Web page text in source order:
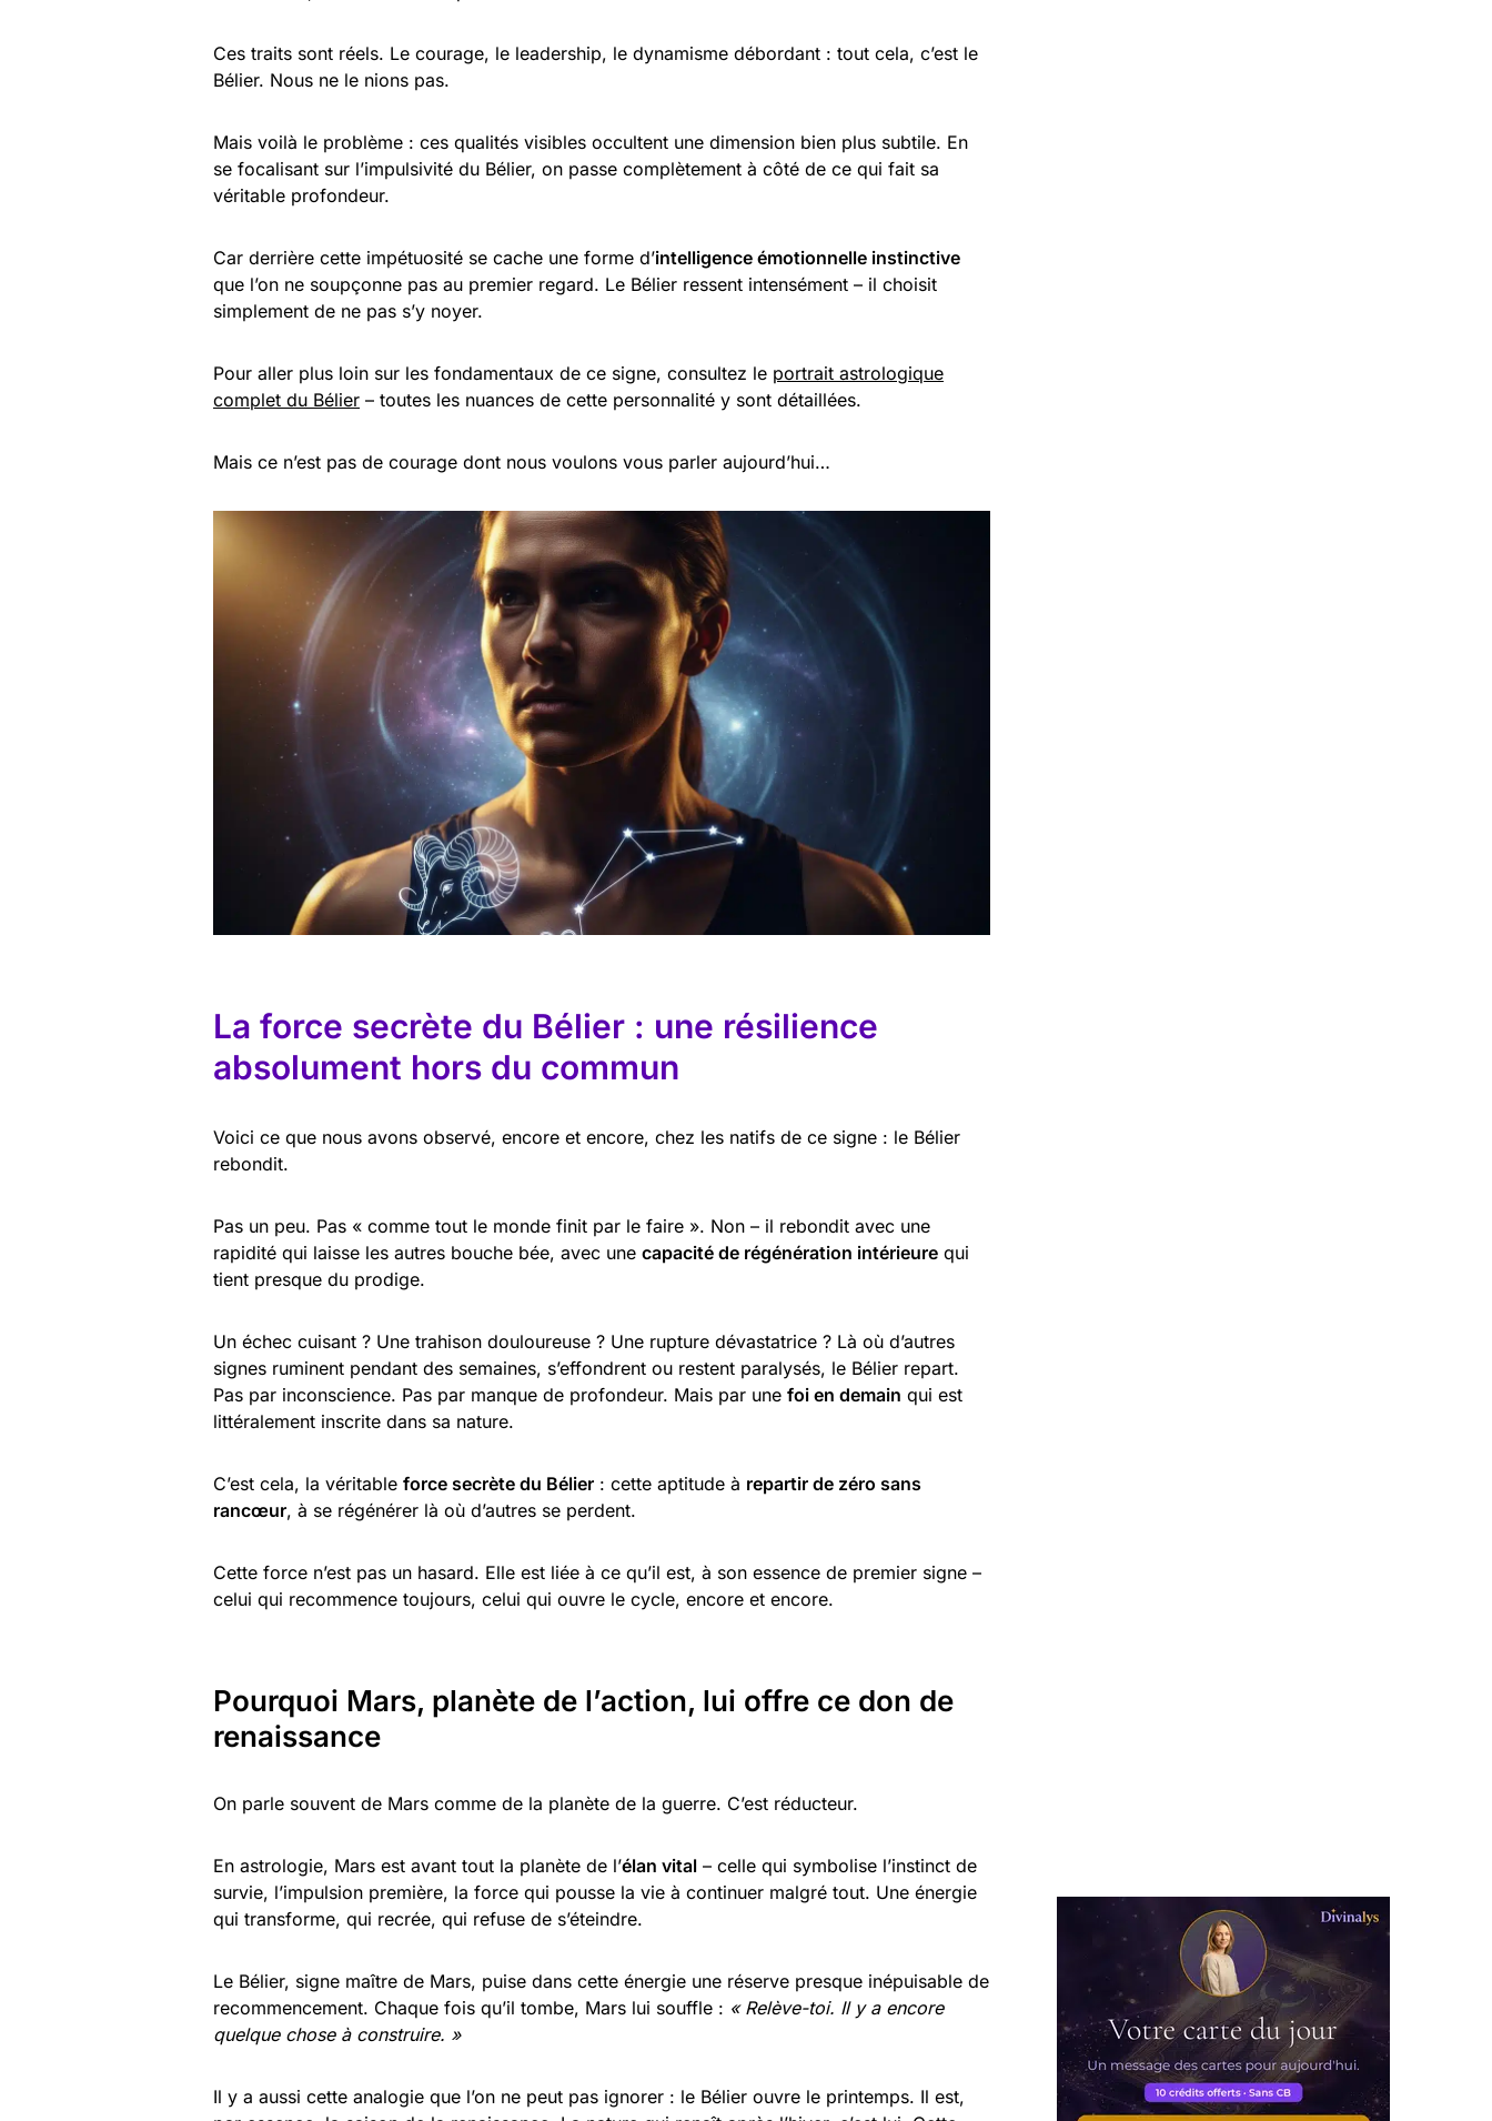
Ces traits sont réels. Le courage, le leadership, le dynamisme débordant : tout cela, c’est le
Bélier. Nous ne le nions pas.
Mais voilà le problème : ces qualités visibles occultent une dimension bien plus subtile. En
se focalisant sur l’impulsivité du Bélier, on passe complètement à côté de ce qui fait sa
véritable profondeur.
Car derrière cette impétuosité se cache une forme d’intelligence émotionnelle instinctive
que l’on ne soupçonne pas au premier regard. Le Bélier ressent intensément – il choisit
simplement de ne pas s’y noyer.
Pour aller plus loin sur les fondamentaux de ce signe, consultez le portrait astrologique
complet du Bélier – toutes les nuances de cette personnalité y sont détaillées.
Mais ce n’est pas de courage dont nous voulons vous parler aujourd’hui…
La force secrète du Bélier : une résilience
absolument hors du commun
Voici ce que nous avons observé, encore et encore, chez les natifs de ce signe : le Bélier
rebondit.
Pas un peu. Pas « comme tout le monde finit par le faire ». Non – il rebondit avec une
rapidité qui laisse les autres bouche bée, avec une capacité de régénération intérieure qui
tient presque du prodige.
Un échec cuisant ? Une trahison douloureuse ? Une rupture dévastatrice ? Là où d’autres
signes ruminent pendant des semaines, s’effondrent ou restent paralysés, le Bélier repart.
Pas par inconscience. Pas par manque de profondeur. Mais par une foi en demain qui est
littéralement inscrite dans sa nature.
C’est cela, la véritable force secrète du Bélier : cette aptitude à repartir de zéro sans
rancœur, à se régénérer là où d’autres se perdent.
Cette force n’est pas un hasard. Elle est liée à ce qu’il est, à son essence de premier signe –
celui qui recommence toujours, celui qui ouvre le cycle, encore et encore.
Pourquoi Mars, planète de l’action, lui offre ce don de
renaissance
On parle souvent de Mars comme de la planète de la guerre. C’est réducteur.
En astrologie, Mars est avant tout la planète de l’élan vital – celle qui symbolise l’instinct de
survie, l’impulsion première, la force qui pousse la vie à continuer malgré tout. Une énergie
qui transforme, qui recrée, qui refuse de s’éteindre.
Le Bélier, signe maître de Mars, puise dans cette énergie une réserve presque inépuisable de
recommencement. Chaque fois qu’il tombe, Mars lui souffle : « Relève-toi. Il y a encore
quelque chose à construire. »
Il y a aussi cette analogie que l’on ne peut pas ignorer : le Bélier ouvre le printemps. Il est,